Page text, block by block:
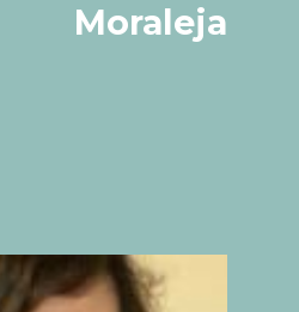
Moraleja